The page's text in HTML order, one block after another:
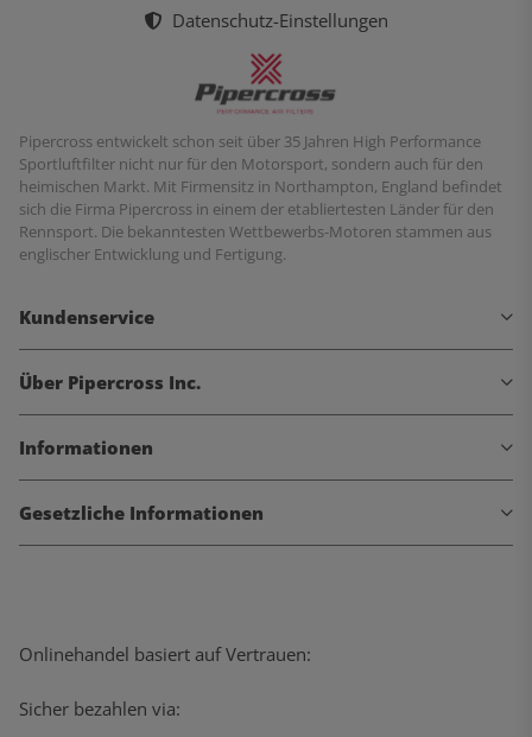
Datenschutz-Einstellungen
Pipercross entwickelt schon seit über 35 Jahren High Performance
Sportluftfilter nicht nur für den Motorsport, sondern auch für den
heimischen Markt. Mit Firmensitz in Northampton, England befindet
sich die Firma Pipercross in einem der etabliertesten Länder für den
Rennsport. Die bekanntesten Wettbewerbs-Motoren stammen aus
englischer Entwicklung und Fertigung.
Kundenservice
Über Pipercross Inc.
Informationen
Gesetzliche Informationen
Onlinehandel basiert auf Vertrauen:
Sicher bezahlen via: